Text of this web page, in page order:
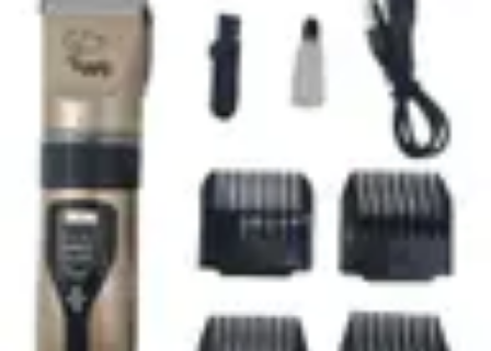
Shopping Accessible
Compréhension de l'accessibilité Accessibilité Guides pratiques
Mode Accessible
Shopping Accessible